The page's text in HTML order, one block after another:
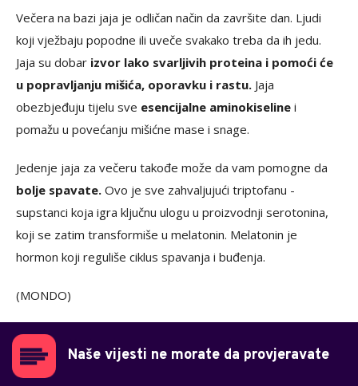
Večera na bazi jaja je odličan način da završite dan. Ljudi
koji vježbaju popodne ili uveče svakako treba da ih jedu.
Jaja su dobar izvor lako svarljivih proteina i pomoći će
u popravljanju mišića, oporavku i rastu. Jaja
obezbjeđuju tijelu sve esencijalne aminokiseline i
pomažu u povećanju mišićne mase i snage.
Jedenje jaja za večeru takođe može da vam pomogne da
bolje spavate. Ovo je sve zahvaljujući triptofanu -
supstanci koja igra ključnu ulogu u proizvodnji serotonina,
koji se zatim transformiše u melatonin. Melatonin je
hormon koji reguliše ciklus spavanja i buđenja.
(MONDO)
Naše vijesti ne morate da provjeravate